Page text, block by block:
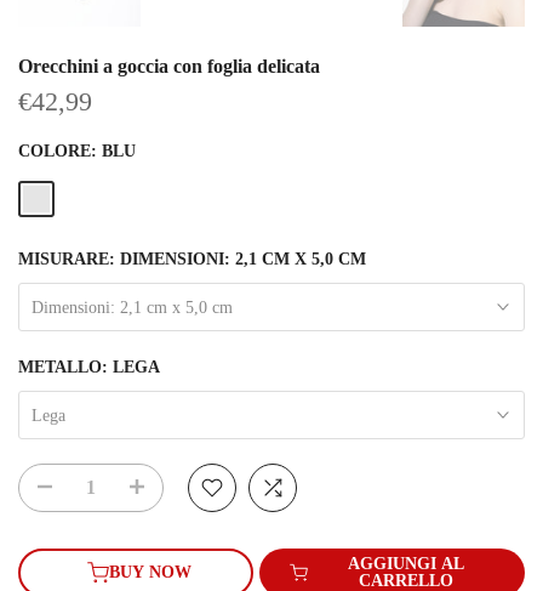
Orecchini a goccia con foglia delicata
€42,99
COLORE: BLU
MISURARE: DIMENSIONI: 2,1 CM X 5,0 CM
Dimensioni: 2,1 cm x 5,0 cm
METALLO: LEGA
Lega
BUY NOW
AGGIUNGI AL
CARRELLO